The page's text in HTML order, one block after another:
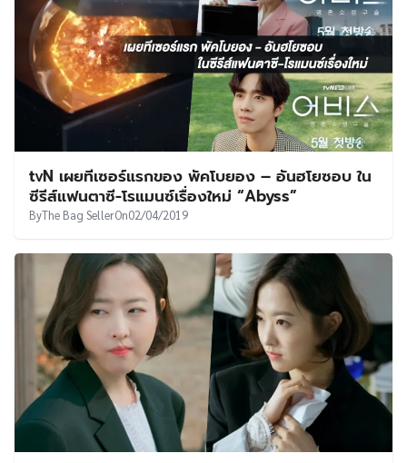
tvN เผยทีเซอร์แรกของ พัคโบยอง – อันฮโยซอบ ใน
ซีรีส์แฟนตาซี-โรแมนซ์เรื่องใหม่ “Abyss”
ByThe Bag SellerOn02/04/2019